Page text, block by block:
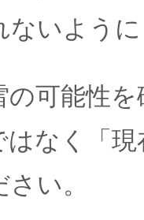
ないよう
の可能性
はなく「
い。